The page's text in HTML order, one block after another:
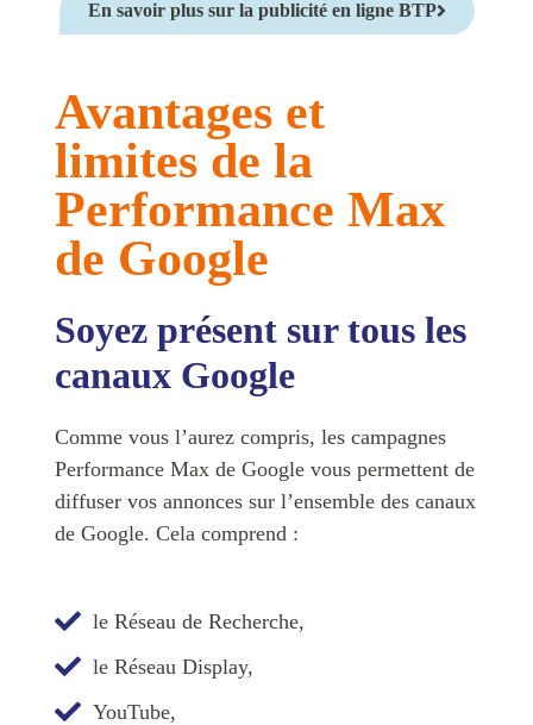
En savoir plus sur la publicité en ligne BTP
Avantages et
limites de la
Performance Max
de Google
Soyez présent sur tous les
canaux Google
Comme vous l’aurez compris, les campagnes
Performance Max de Google vous permettent de
diffuser vos annonces sur l’ensemble des canaux
de Google. Cela comprend :
le Réseau de Recherche,
le Réseau Display,
YouTube,